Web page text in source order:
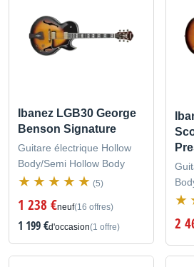
Ibanez LGB30 George
Benson Signature
Guitare électrique Hollow
Body/Semi Hollow Body
(5)
1 238 €neuf(16 offres)
1 199 €d'occasion(1 offre) 2